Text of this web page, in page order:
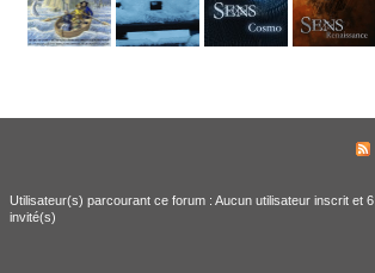
Utilisateur(s) parcourant ce forum : Aucun utilisateur inscrit et 6
invité(s)